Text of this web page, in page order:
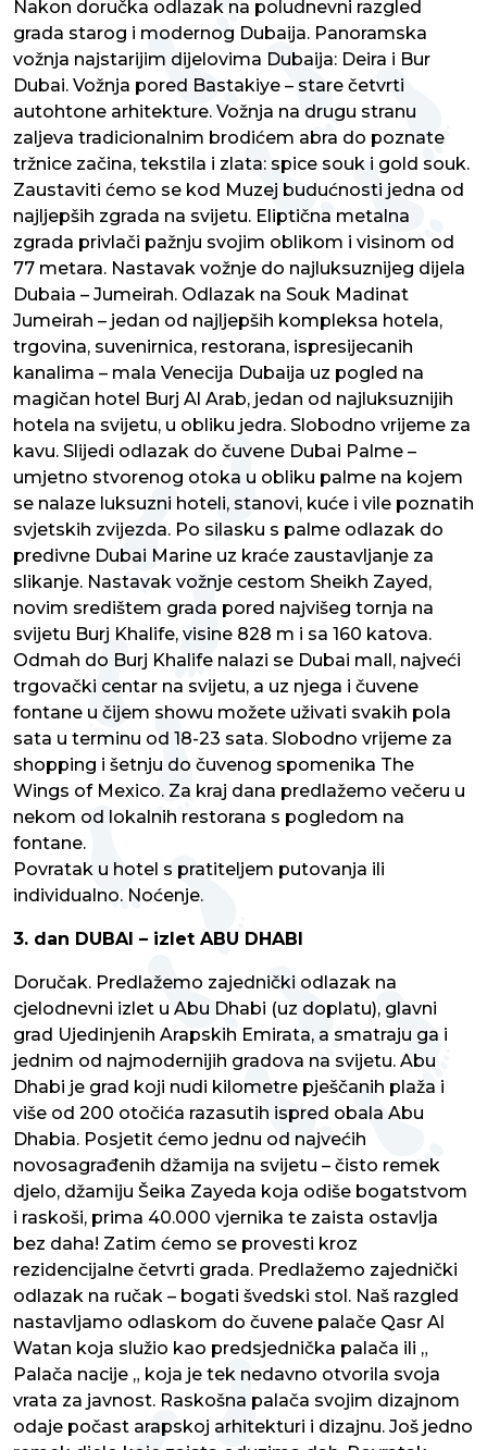
Nakon doručka odlazak na poludnevni razgled
grada starog i modernog Dubaija. Panoramska
vožnja najstarijim dijelovima Dubaija: Deira i Bur
Dubai. Vožnja pored Bastakiye – stare četvrti
autohtone arhitekture. Vožnja na drugu stranu
zaljeva tradicionalnim brodićem abra do poznate
tržnice začina, tekstila i zlata: spice souk i gold souk.
Zaustaviti ćemo se kod Muzej budućnosti jedna od
najljepših zgrada na svijetu. Eliptična metalna
zgrada privlači pažnju svojim oblikom i visinom od
77 metara. Nastavak vožnje do najluksuznijeg dijela
Dubaia – Jumeirah. Odlazak na Souk Madinat
Jumeirah – jedan od najljepših kompleksa hotela,
trgovina, suvenirnica, restorana, ispresijecanih
kanalima – mala Venecija Dubaija uz pogled na
magičan hotel Burj Al Arab, jedan od najluksuznijih
hotela na svijetu, u obliku jedra. Slobodno vrijeme za
kavu. Slijedi odlazak do čuvene Dubai Palme –
umjetno stvorenog otoka u obliku palme na kojem
se nalaze luksuzni hoteli, stanovi, kuće i vile poznatih
svjetskih zvijezda. Po silasku s palme odlazak do
predivne Dubai Marine uz kraće zaustavljanje za
slikanje. Nastavak vožnje cestom Sheikh Zayed,
novim središtem grada pored najvišeg tornja na
svijetu Burj Khalife, visine 828 m i sa 160 katova.
Odmah do Burj Khalife nalazi se Dubai mall, najveći
trgovački centar na svijetu, a uz njega i čuvene
fontane u čijem showu možete uživati svakih pola
sata u terminu od 18-23 sata. Slobodno vrijeme za
shopping i šetnju do čuvenog spomenika The
Wings of Mexico. Za kraj dana predlažemo večeru u
nekom od lokalnih restorana s pogledom na
fontane.
Povratak u hotel s pratiteljem putovanja ili
individualno. Noćenje.
3. dan DUBAI – izlet ABU DHABI
Doručak. Predlažemo zajednički odlazak na
cjelodnevni izlet u Abu Dhabi (uz doplatu), glavni
grad Ujedinjenih Arapskih Emirata, a smatraju ga i
jednim od najmodernijih gradova na svijetu. Abu
Dhabi je grad koji nudi kilometre pješčanih plaža i
više od 200 otočića razasutih ispred obala Abu
Dhabia. Posjetit ćemo jednu od najvećih
novosagrađenih džamija na svijetu – čisto remek
djelo, džamiju Šeika Zayeda koja odiše bogatstvom
i raskoši, prima 40.000 vjernika te zaista ostavlja
bez daha! Zatim ćemo se provesti kroz
rezidencijalne četvrti grada. Predlažemo zajednički
odlazak na ručak – bogati švedski stol. Naš razgled
nastavljamo odlaskom do čuvene palače Qasr Al
Watan koja služio kao predsjednička palača ili „
Palača nacije „ koja je tek nedavno otvorila svoja
vrata za javnost. Raskošna palača svojim dizajnom
odaje počast arapskoj arhitekturi i dizajnu. Još jedno